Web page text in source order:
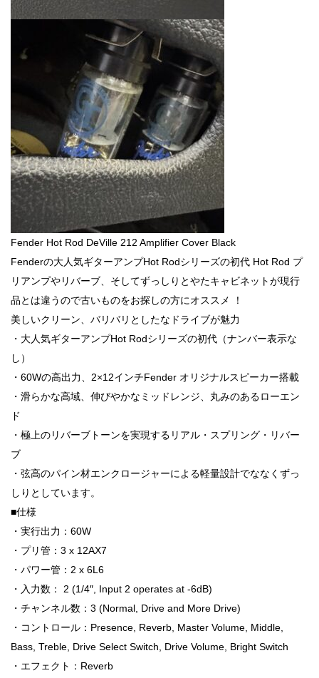
Fender Hot Rod DeVille 212 Amplifier Cover Black
Fenderの大人気ギターアンプHot Rodシリーズの初代 Hot Rod プ
リアンプやリバーブ、そしてずっしりとやたキャビネットが現行
品とは違うので古いものをお探しの方にオススメ ！
美しいクリーン、バリバリとしたなドライブが魅力
・大人気ギターアンプHot Rodシリーズの初代（ナンバー表示な
し）
・60Wの高出力、2×12インチFender オリジナルスピーカー搭載
・滑らかな高域、伸びやかなミッドレンジ、丸みのあるローエン
ド
・極上のリバーブトーンを実現するリアル・スプリング・リバー
ブ
・弦高のパイン材エンクロージャーによる軽量設計でななくずっ
しりとしています。
■仕様
・実行出力：60W
・プリ管：3 x 12AX7
・パワー管：2 x 6L6
・入力数： 2 (1/4″, Input 2 operates at -6dB)
・チャンネル数：3 (Normal, Drive and More Drive)
・コントロール：Presence, Reverb, Master Volume, Middle,
Bass, Treble, Drive Select Switch, Drive Volume, Bright Switch
・エフェクト：Reverb